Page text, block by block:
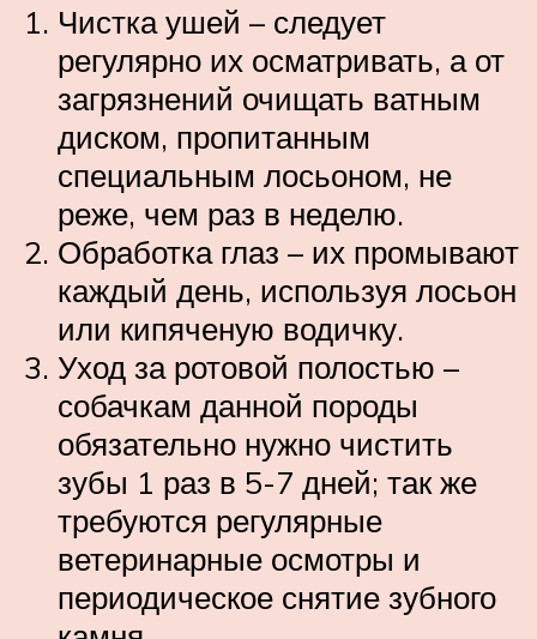
Чистка ушей – следует
регулярно их осматривать, а от
загрязнений очищать ватным
диском, пропитанным
специальным лосьоном, не
реже, чем раз в неделю.
Обработка глаз – их промывают
каждый день, используя лосьон
или кипяченую водичку.
Уход за ротовой полостью –
собачкам данной породы
обязательно нужно чистить
зубы 1 раз в 5-7 дней; так же
требуются регулярные
ветеринарные осмотры и
периодическое снятие зубного